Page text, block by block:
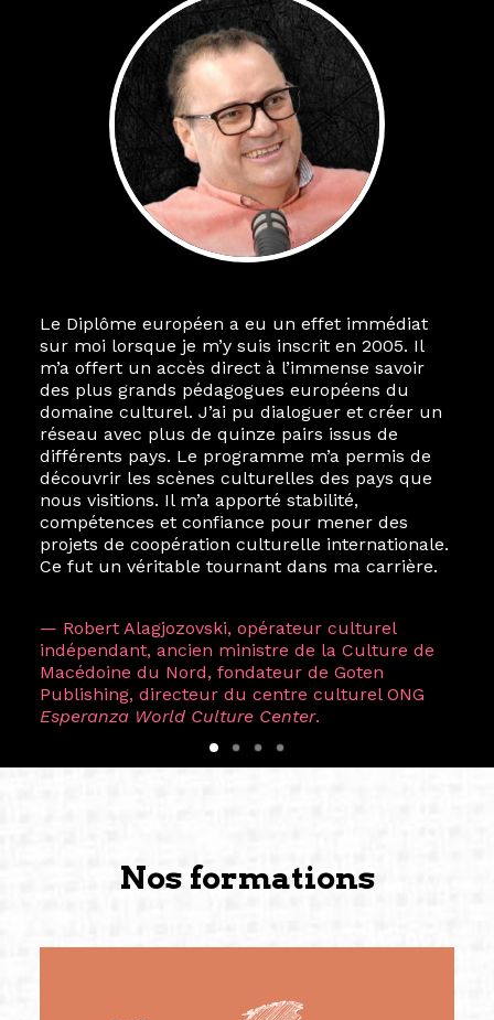
Le Diplôme européen a eu un effet immédiat
sur moi lorsque je m’y suis inscrit en 2005. Il
m’a offert un accès direct à l’immense savoir
des plus grands pédagogues européens du
domaine culturel. J’ai pu dialoguer et créer un
réseau avec plus de quinze pairs issus de
différents pays. Le programme m’a permis de
découvrir les scènes culturelles des pays que
nous visitions. Il m’a apporté stabilité,
compétences et confiance pour mener des
projets de coopération culturelle internationale.
Ce fut un véritable tournant dans ma carrière.
— Robert Alagjozovski, opérateur culturel
indépendant, ancien ministre de la Culture de
Macédoine du Nord, fondateur de Goten
Publishing, directeur du centre culturel ONG
Esperanza World Culture Center.
Nos formations